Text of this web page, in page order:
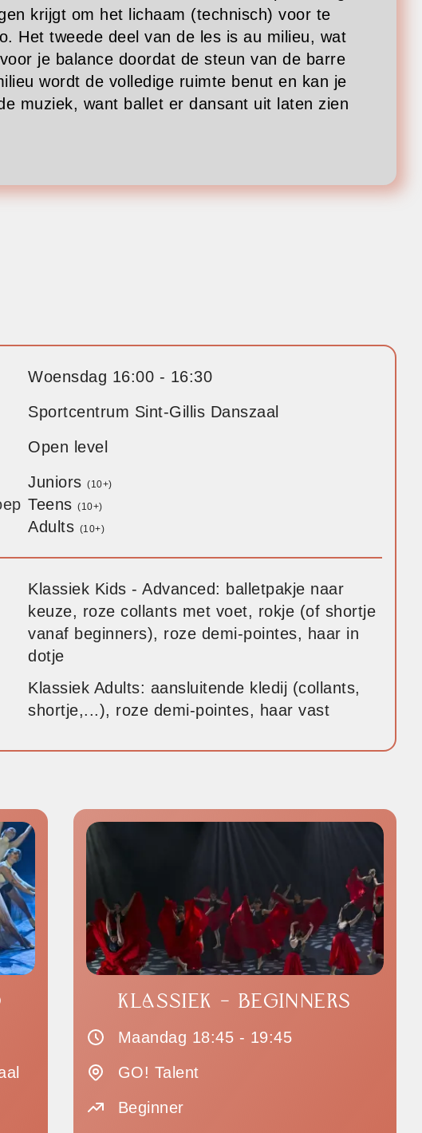
krijgt om het lichaam (technisch) voor te
Het tweede deel van de les is au milieu, wat
je balance doordat de steun van de barre
wordt de volledige ruimte benut en kan je
muziek, want ballet er dansant uit laten zien
Woensdag 16:00 - 16:30
Sportcentrum Sint-Gillis Danszaal
Open level
Juniors (10+)
Teens (10+)
Adults (10+)
Klassiek Kids - Advanced: balletpakje naar
keuze, roze collants met voet, rokje (of shortje
vanaf beginners), roze demi-pointes, haar in
dotje
Klassiek Adults: aansluitende kledij (collants,
shortje,...), roze demi-pointes, haar vast
KLASSIEK - BEGINNERS
Maandag 18:45 - 19:45
GO! Talent
Beginner